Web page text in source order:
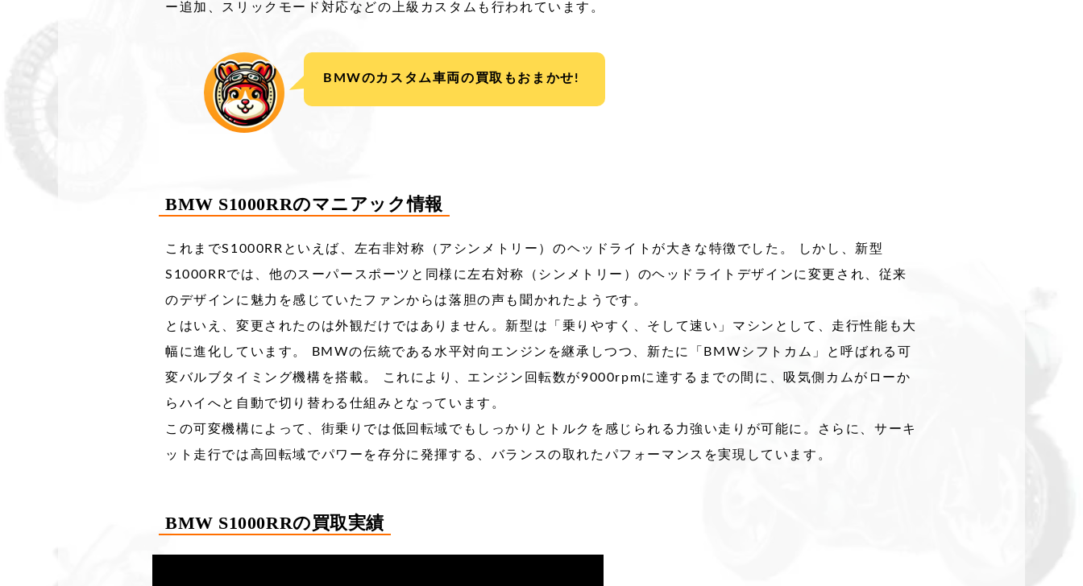
ー追加、スリックモード対応などの上級カスタムも行われています。
BMWのカスタム車両の買取もおまかせ!
BMW S1000RRのマニアック情報
これまでS1000RRといえば、左右非対称（アシンメトリー）のヘッドライトが大きな特徴でした。 しかし、新型
S1000RRでは、他のスーパースポーツと同様に左右対称（シンメトリー）のヘッドライトデザインに変更され、従来
のデザインに魅力を感じていたファンからは落胆の声も聞かれたようです。
とはいえ、変更されたのは外観だけではありません。新型は「乗りやすく、そして速い」マシンとして、走行性能も大
幅に進化しています。 BMWの伝統である水平対向エンジンを継承しつつ、新たに「BMWシフトカム」と呼ばれる可
変バルブタイミング機構を搭載。 これにより、エンジン回転数が9000rpmに達するまでの間に、吸気側カムがローか
らハイへと自動で切り替わる仕組みとなっています。
この可変機構によって、街乗りでは低回転域でもしっかりとトルクを感じられる力強い走りが可能に。さらに、サーキ
ット走行では高回転域でパワーを存分に発揮する、バランスの取れたパフォーマンスを実現しています。
BMW S1000RRの買取実績